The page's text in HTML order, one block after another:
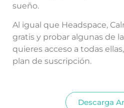
sueño.
Al igual que Headspace,
gratis y probar algunas de
quieres acceso a todas
plan de suscripción.
Descarga